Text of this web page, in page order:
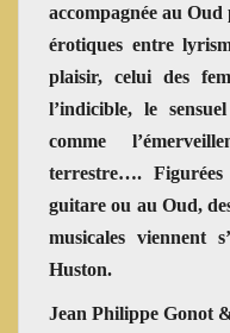
accompagnée au
érotiques entre
plaisir, celui des
l’indicible, le
comme
terrestre….
guitare ou au Oud,
musicales viennent
Huston.
Jean Philippe Gonot